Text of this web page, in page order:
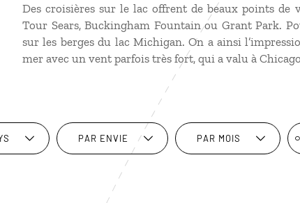
Des croisières sur le lac offrent de beaux points
Tour Sears, Buckingham Fountain ou Grant Park.
sur les berges du lac Michigan. On a ainsi
mer avec un vent parfois très fort, qui a valu à
PAR ENVIE PAR MOIS